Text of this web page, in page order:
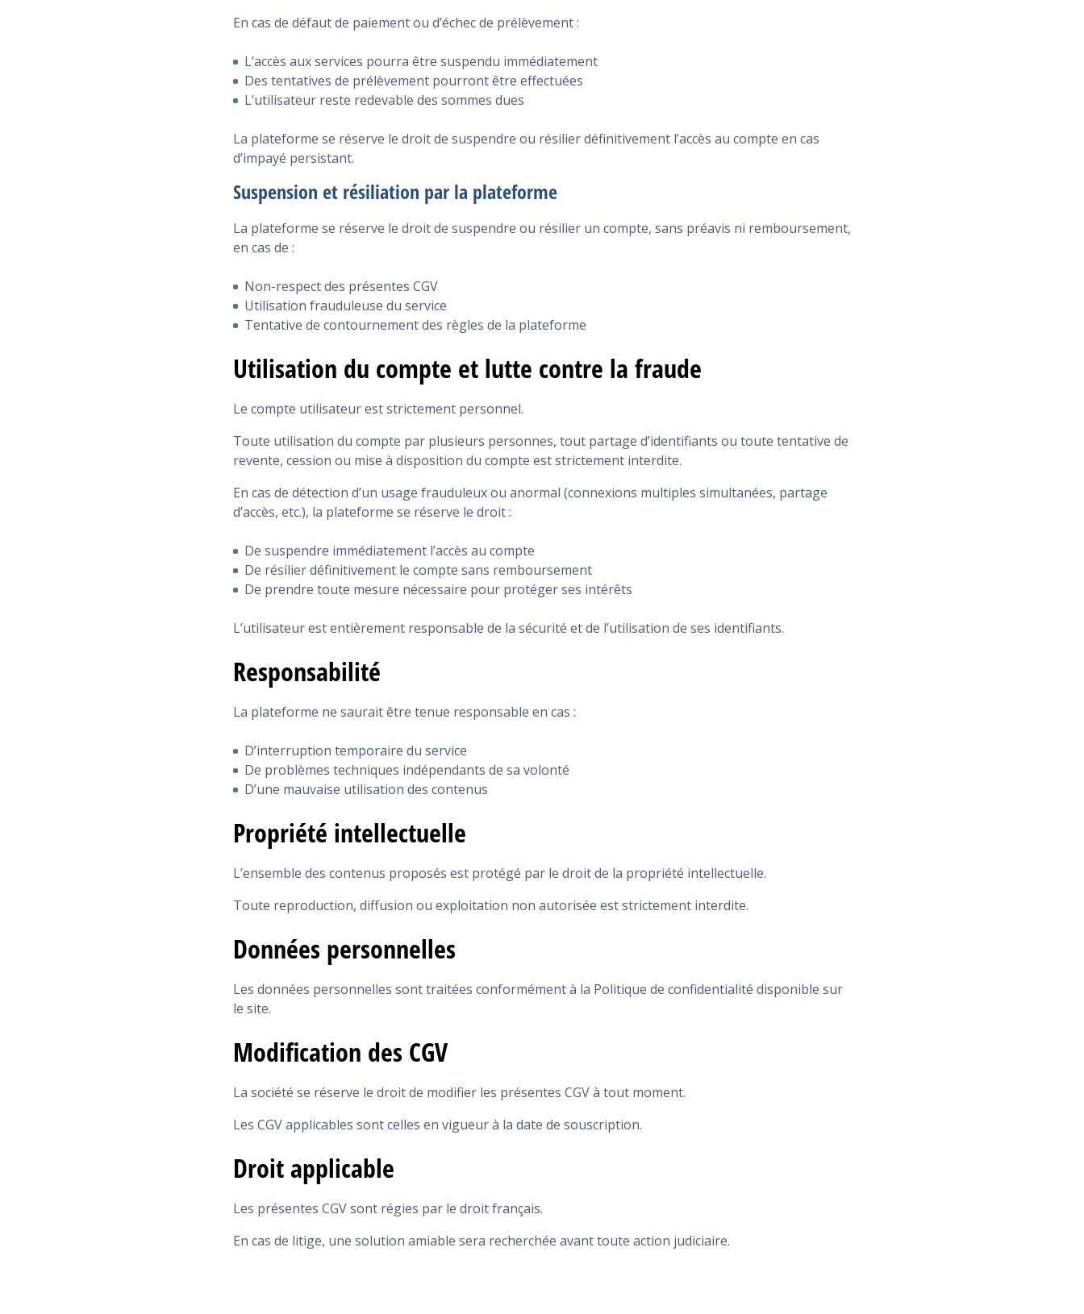
En cas de défaut de paiement ou d’échec de prélèvement :
L’accès aux services pourra être suspendu immédiatement
Des tentatives de prélèvement pourront être effectuées
L’utilisateur reste redevable des sommes dues
La plateforme se réserve le droit de suspendre ou résilier définitivement l’accès au compte en cas
d’impayé persistant.
Suspension et résiliation par la plateforme
La plateforme se réserve le droit de suspendre ou résilier un compte, sans préavis ni remboursement,
en cas de :
Non-respect des présentes CGV
Utilisation frauduleuse du service
Tentative de contournement des règles de la plateforme
Utilisation du compte et lutte contre la fraude
Le compte utilisateur est strictement personnel.
Toute utilisation du compte par plusieurs personnes, tout partage d’identifiants ou toute tentative de
revente, cession ou mise à disposition du compte est strictement interdite.
En cas de détection d’un usage frauduleux ou anormal (connexions multiples simultanées, partage
d’accès, etc.), la plateforme se réserve le droit :
De suspendre immédiatement l’accès au compte
De résilier définitivement le compte sans remboursement
De prendre toute mesure nécessaire pour protéger ses intérêts
L’utilisateur est entièrement responsable de la sécurité et de l’utilisation de ses identifiants.
Responsabilité
La plateforme ne saurait être tenue responsable en cas :
D’interruption temporaire du service
De problèmes techniques indépendants de sa volonté
D’une mauvaise utilisation des contenus
Propriété intellectuelle
L’ensemble des contenus proposés est protégé par le droit de la propriété intellectuelle.
Toute reproduction, diffusion ou exploitation non autorisée est strictement interdite.
Données personnelles
Les données personnelles sont traitées conformément à la Politique de confidentialité disponible sur
le site.
Modification des CGV
La société se réserve le droit de modifier les présentes CGV à tout moment.
Les CGV applicables sont celles en vigueur à la date de souscription.
Droit applicable
Les présentes CGV sont régies par le droit français.
En cas de litige, une solution amiable sera recherchée avant toute action judiciaire.